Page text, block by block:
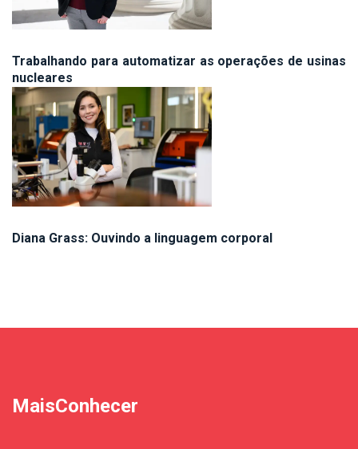
Trabalhando para automatizar as operações de usinas
nucleares
Diana Grass: Ouvindo a linguagem corporal
MaisConhecer